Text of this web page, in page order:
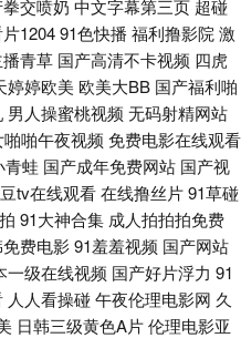
爱99 日本呀V在线观看 亚洲天堂
日性爱网站 欧美熟女交 香蕉伊人
美夜夜操 91视频专区 国产乱码一
大全 午夜香蕉av影院 激情五月天成
外露出视频91 欧美岛国123 四虎影
地址 深夜啪啪网址 91高清视频 都
交喷奶 中文字幕第三页 超碰
120491色快播 福利撸影院 激
青草 国产高清不卡视频 四虎
婷婷欧美 欧美大BB 国产福利啪
男人操蜜桃视频 无码射精网站
啪啪午夜视频 免费电影在线观看
青蛙 国产成年免费网站 国产视
tv在线观看在线撸丝片91草碰
91大神合集 成人拍拍拍免费
免费电影91羞羞视频 国产网站
一级在线视频 国产好片浮力 91
人人看操碰午夜伦理电影网 久
日韩三级黄色A片伦理电影亚